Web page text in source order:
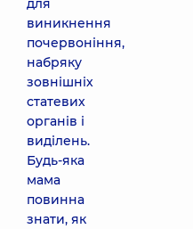
для
виникнення
почервоніння,
набряку
зовнішніх
статевих
органів і
виділень.
Будь-яка
мама
повинна
знати, як